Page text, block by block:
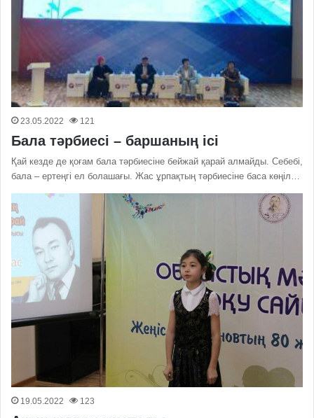
23.05.2022 121
Бала тәрбиесі – баршаның ісі
Қай кезде де қоғам бала тәрбиесіне бейжай қарай алмайды. Себебі,
бала – ертеңгі ел болашағы. Жас ұрпақтың тәрбиесіне баса көңіл…
19.05.2022 123